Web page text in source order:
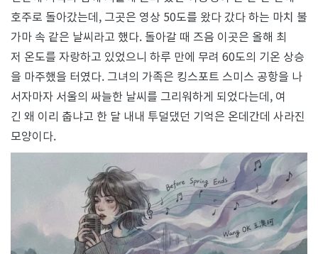
기
전
엔
지
나
간
이
아
어
느
겨
울
날
의
단
상
호주로 돌아갔는데, 그곳은 영상 50도를 왔다 갔다 하는 마치 불
가마 속 같은 날씨라고 했다. 돌아갈 때 즈음 이곳은 올해 최
저 온도를 자랑하고 있었으니 하루 만에 무려 60도의 기온 상승
을 마주했을 터였다. 그녀의 가족은 킹스포트 스미스 공항을 나
서자마자 서울의 싸늘한 날씨를 그리워하게 되었다는데, 여
긴 왜 이리 춥냐고 한 달 내내 투덜댔던 기억은 온데간데 사라진
모양이다.